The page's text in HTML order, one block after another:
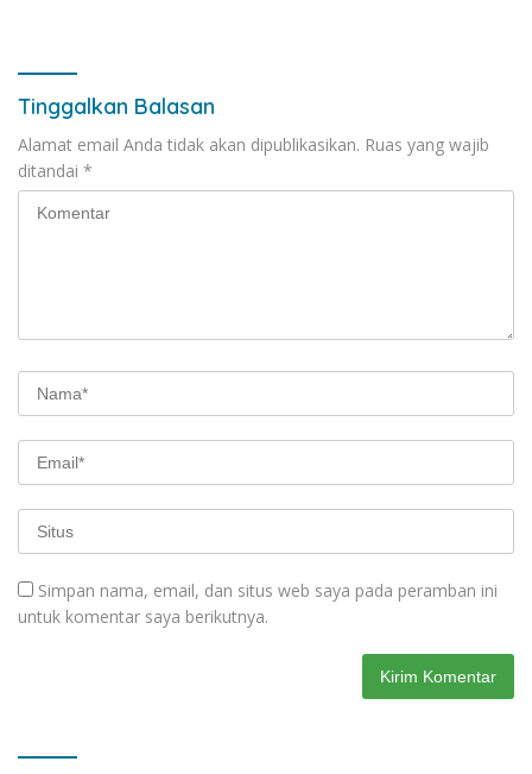
Tinggalkan Balasan
Alamat email Anda tidak akan dipublikasikan. Ruas yang wajib
ditandai *
Simpan nama, email, dan situs web saya pada peramban ini
untuk komentar saya berikutnya.